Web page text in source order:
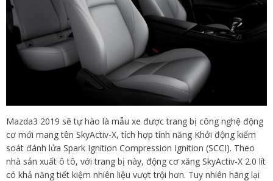
Mazda3 2019 sẽ tự hào là mẫu xe được trang bị công nghệ động
cơ mới mang tên SkyActiv-X, tích hợp tính năng Khởi động kiểm
soát đánh lửa Spark Ignition Compression Ignition (SCCI). Theo
nhà sản xuất ô tô, với trang bị này, động cơ xăng SkyActiv-X 2.0 lít
có khả năng tiết kiệm nhiên liệu vượt trội hơn. Tuy nhiên hãng lại